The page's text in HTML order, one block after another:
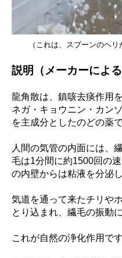
（これは、スプーンのヘ
説明（メーカーによる
龍角散は、鎮咳去痰作用
ネガ・キョウニン・カン
を主成分としたのどの薬で
人間の気管の内面には、
毛は1分間に約1500回の
の内壁からは粘液を分泌
気道を通って来たチリや
とり込まれ、繊毛の振動
これが自然の浄化作用です